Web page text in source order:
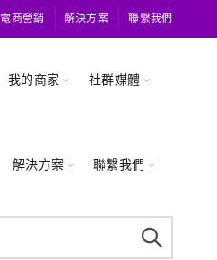
電商營銷 解決方案 聯繫我們
我的商家 社群媒體
解決方案 聯繫我們